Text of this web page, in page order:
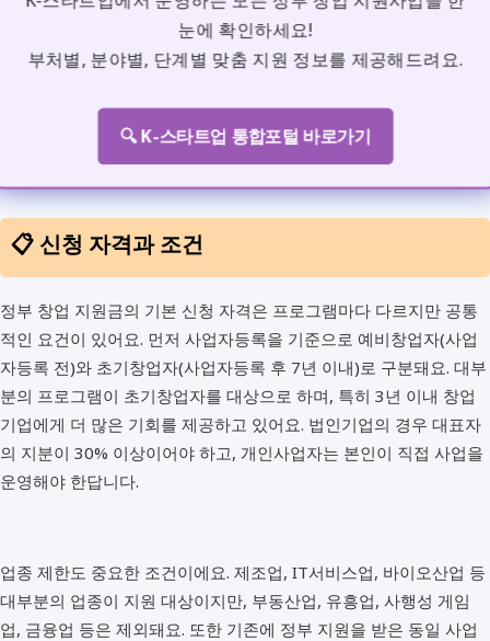
눈에 확인하세요!
부처별, 분야별, 단계별 맞춤 지원 정보를 제공해드려요.
🔍 K-스타트업 통합포털 바로가기
📋 신청 자격과 조건
정부 창업 지원금의 기본 신청 자격은 프로그램마다 다르지만 공통
적인 요건이 있어요. 먼저 사업자등록을 기준으로 예비창업자(사업
자등록 전)와 초기창업자(사업자등록 후 7년 이내)로 구분돼요. 대부
분의 프로그램이 초기창업자를 대상으로 하며, 특히 3년 이내 창업
기업에게 더 많은 기회를 제공하고 있어요. 법인기업의 경우 대표자
의 지분이 30% 이상이어야 하고, 개인사업자는 본인이 직접 사업을
운영해야 한답니다.
업종 제한도 중요한 조건이에요. 제조업, IT서비스업, 바이오산업 등
대부분의 업종이 지원 대상이지만, 부동산업, 유흥업, 사행성 게임
업, 금융업 등은 제외돼요. 또한 기존에 정부 지원을 받은 동일 사업